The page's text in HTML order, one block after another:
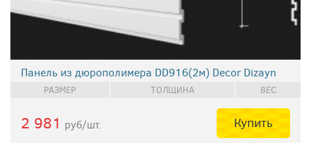
Панель из дюрополимера DD916(2м) Decor Dizayn
РАЗМЕР ТОЛЩИНА ВЕС
2 981 руб/шт. Купить